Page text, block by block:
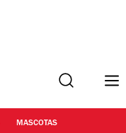
Buscar
MASCOTAS